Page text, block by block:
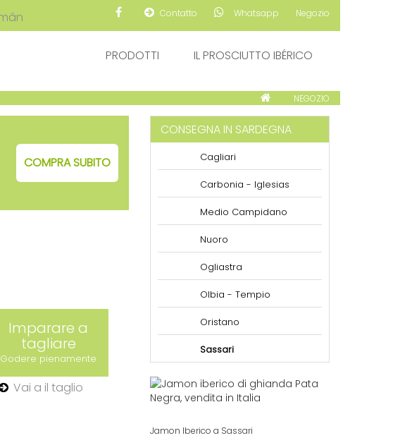
Contatto Whatsapp Negozio
PRODOTTI IL PROSCIUTTO IBÉRICO
NEGOZIO
COMPRA SUBITO
Imparare a
tagliare
Godere pienamente
Vai a il taglio
CONSEGNA IN SARDEGNA
Cagliari
Carbonia - Iglesias
Medio Campidano
Nuoro
Ogliastra
Olbia - Tempio
Oristano
Sassari
Jamon Iberico a Sassari